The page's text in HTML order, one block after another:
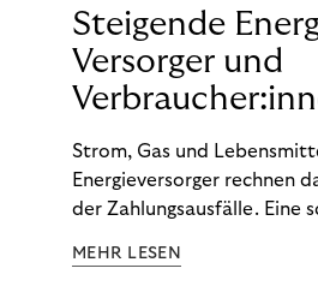
Steigende
Versorger und
Krise kommen.
Strom, Gas und
Energieversorger rechnen
der Zahlungsausfälle. Eine
MEHR LESEN